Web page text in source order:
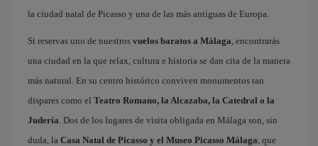
la ciudad natal de Picasso y una de las más antiguas de Europa.
Si reservas uno de nuestros vuelos baratos a Málaga, encontrarás
una ciudad en la que relax, cultura e historia se dan cita de la manera
más natural. En su centro histórico conviven monumentos tan
dispares como el Teatro Romano, la Alcazaba, la Catedral o la
Judería. Dos de los lugares de visita obligada en Málaga son, sin
duda, la Casa Natal de Picasso y el Museo Picasso Málaga, que